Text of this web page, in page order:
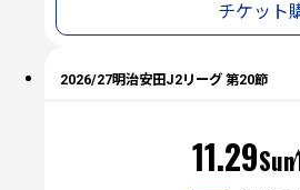
チケット
2026/27明治安田J2リーグ 第20節
11.29
（日）
Sun